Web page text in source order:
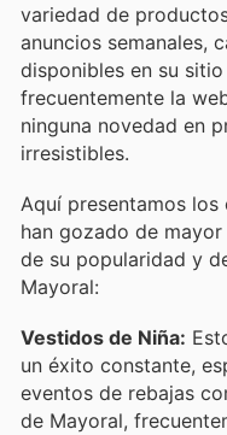
variedad de
anuncios semanales,
disponibles en su
frecuentemente la
ninguna novedad en
irresistibles.
Aquí presentamos
han gozado de
de su popularidad y
Mayoral:
Vestidos de Niña:
un éxito constante,
eventos de rebajas
de Mayoral,